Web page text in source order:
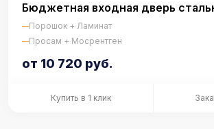
Бюджетная входная дверь
Порошок + Ламинат
Просам + Мосрентген
от 10 720 руб.
Купить в 1 клик